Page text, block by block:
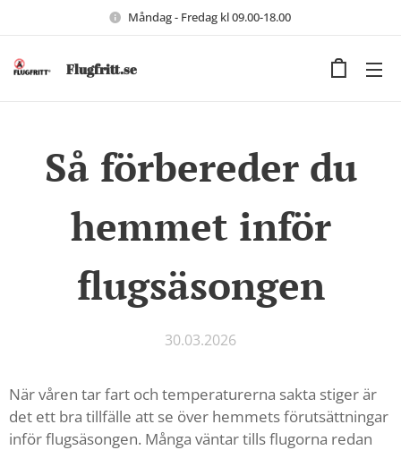
Måndag - Fredag kl 09.00-18.00
Flugfritt.se
Så förbereder du
hemmet inför
flugsäsongen
30.03.2026
När våren tar fart och temperaturerna sakta stiger är
det ett bra tillfälle att se över hemmets förutsättningar
inför flugsäsongen. Många väntar tills flugorna redan